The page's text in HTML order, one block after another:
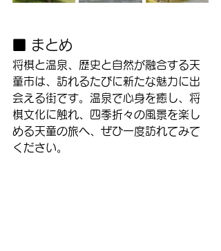
■ まとめ
将棋と温泉、歴史と自然が融合する天
童市は、訪れるたびに新たな魅力に出
会える街です。温泉で心身を癒し、将
棋文化に触れ、四季折々の風景を楽し
める天童の旅へ、ぜひ一度訪れてみて
ください。